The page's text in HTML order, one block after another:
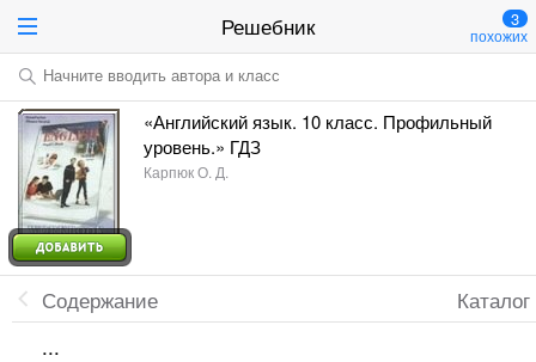
Решебник 3
похожих
Начните вводить автора и класс
«Английский язык. 10 класс. Профильный
уровень.» ГДЗ
Карпюк О. Д.
Каталог
Содержание
...